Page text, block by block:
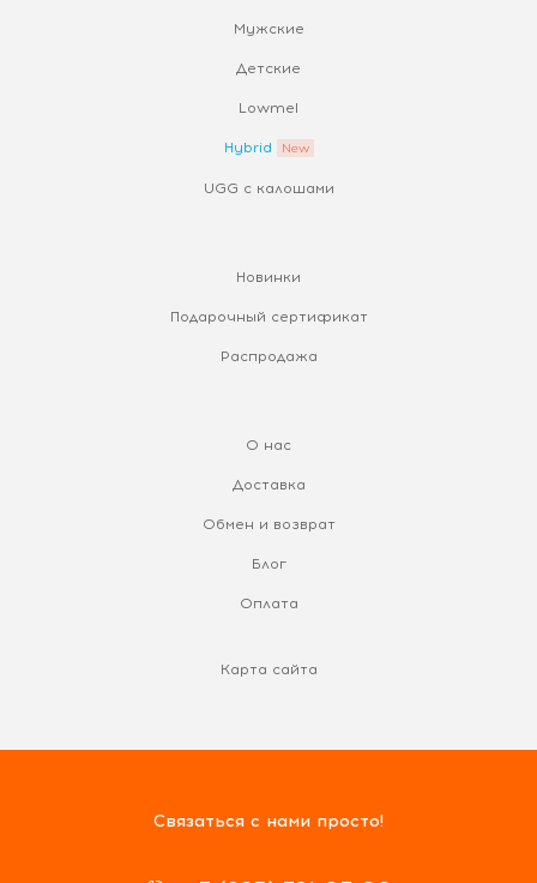
Мужские
Детские
Lowmel
Hybrid
UGG с калошами
Новинки
Подарочный сертификат
Распродажа
О нас
Доставка
Обмен и возврат
Блог
Оплата
Карта сайта
Связаться с нами просто!